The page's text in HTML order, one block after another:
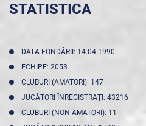
STATISTICA
DATA FONDĂRII: 14.04.1990
ECHIPE: 2053
CLUBURI (AMATORI): 147
JUCĂTORI ÎNREGISTRAŢI: 43216
CLUBURI (NON-AMATORI): 11